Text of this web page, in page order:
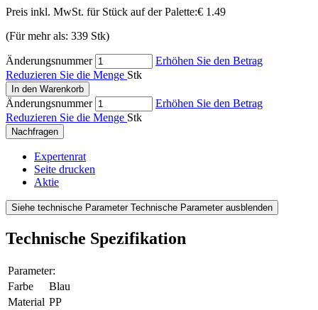
Preis inkl. MwSt. für Stück auf der Palette:€ 1.49
(Für mehr als: 339 Stk)
Änderungsnummer
Erhöhen Sie den Betrag
Reduzieren Sie die Menge Stk
In den Warenkorb
Änderungsnummer
Erhöhen Sie den Betrag
Reduzieren Sie die Menge Stk
Nachfragen
Expertenrat
Seite drucken
Aktie
Siehe technische Parameter Technische Parameter ausblenden
Technische Spezifikation
Parameter:
Farbe
Blau
Material PP